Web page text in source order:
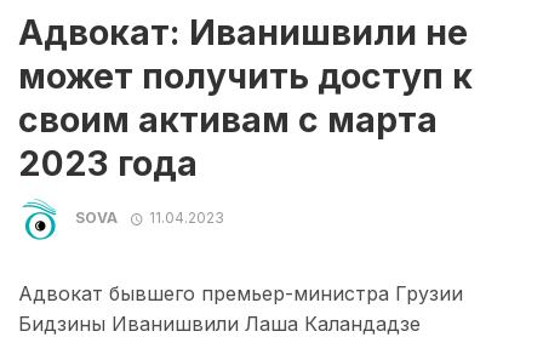
Адвокат: Иванишвили не
может получить доступ к
своим активам с марта
2023 года
SOVA 11.04.2023
Адвокат бывшего премьер-министра Грузии
Бидзины Иванишвили Лаша Каландадзе